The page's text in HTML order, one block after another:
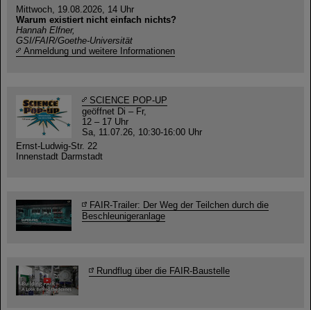
Mittwoch, 19.08.2026, 14 Uhr
Warum existiert nicht einfach nichts?
Hannah Elfner,
GSI/FAIR/Goethe-Universität
Anmeldung und weitere Informationen
SCIENCE POP-UP
geöffnet Di – Fr,
12 – 17 Uhr
Sa, 11.07.26, 10:30-16:00 Uhr
Ernst-Ludwig-Str. 22
Innenstadt Darmstadt
FAIR-Trailer: Der Weg der Teilchen durch die
Beschleunigeranlage
Rundflug über die FAIR-Baustelle